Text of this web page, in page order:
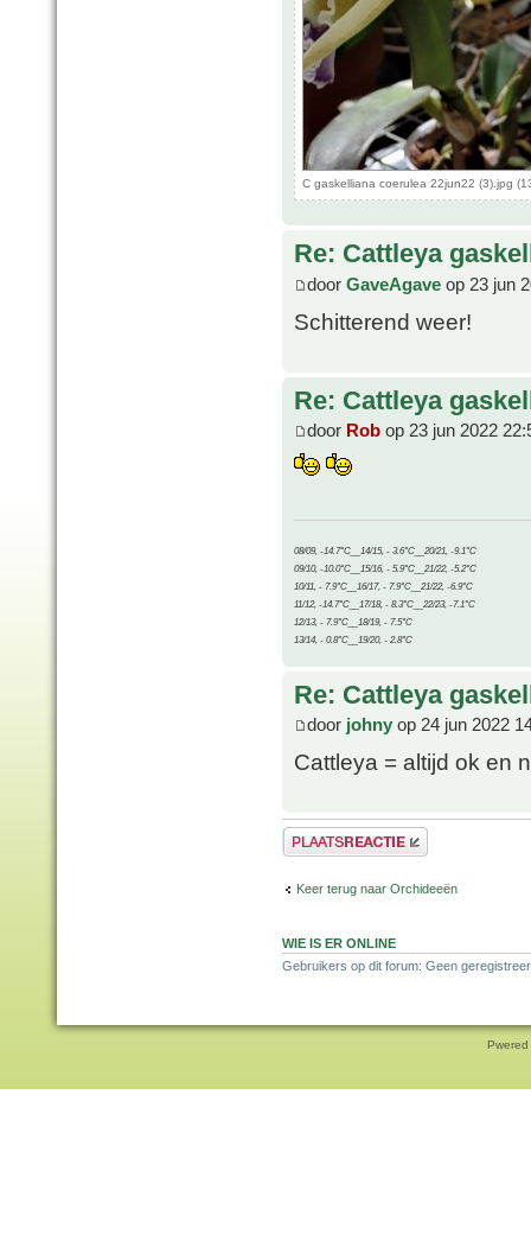
C gaskelliana coerulea 22jun22 (3).jpg
Re: Cattleya
door GaveAgave op 23 jun
Schitterend weer!
Re: Cattleya
door Rob op 23 jun 2022
08/09, -14.7°C__14/15, - 3.6°C__20/21, -9.1°C
09/10, -10.0°C__15/16, - 5.9°C__21/22, -5.2°C
10/11, - 7.9°C__16/17, - 7.9°C__21/22, -6.9°C
11/12, -14.7°C__17/18, - 8.3°C__22/23, -7.1°C
12/13, - 7.9°C__18/19, - 7.5°C
13/14, - 0.8°C__19/20, - 2.8°C
Re: Cattleya
door johny op 24 jun 2022
Cattleya = altijd ok en
Plaats een reactie
Keer terug naar Orchideeën
WIE IS ER ONLINE
Gebruikers op dit forum: Geen